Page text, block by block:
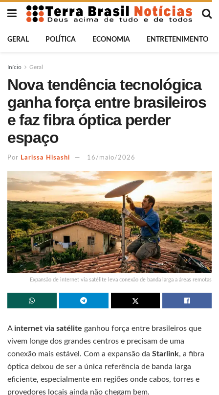
GERAL POLÍTICA ECONOMIA ENTRETENIMENTO
Início Geral
Nova tendência tecnológica
ganha força entre brasileiros
e faz fibra óptica perder
espaço
Por Larissa Hisashi 16/maio/2026
Expansão de internet via satélite leva conexão de banda larga a áreas remotas
A internet via satélite ganhou força entre brasileiros que
vivem longe dos grandes centros e precisam de uma
conexão mais estável. Com a expansão da Starlink, a fibra
óptica deixou de ser a única referência de banda larga
eficiente, especialmente em regiões onde cabos, torres e
provedores locais ainda não chegam bem.